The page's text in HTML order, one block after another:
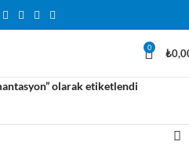
0 ₺
olarak etiketlendi